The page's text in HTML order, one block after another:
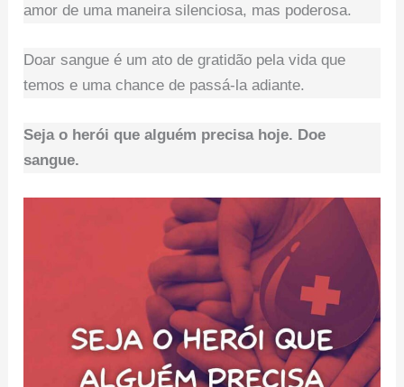
amor de uma maneira silenciosa, mas poderosa.
Doar sangue é um ato de gratidão pela vida que
temos e uma chance de passá-la adiante.
Seja o herói que alguém precisa hoje. Doe
sangue.